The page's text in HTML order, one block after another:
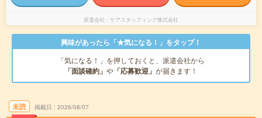
派遣会社 ケアスタッフィング株式会社
興味があったら「★気になる！」をタップ！
「気になる！」を押しておくと、派遣会社から
「面談確約」 や 「応募歓迎」 が届きます！
未読 掲載日 2026/08/07